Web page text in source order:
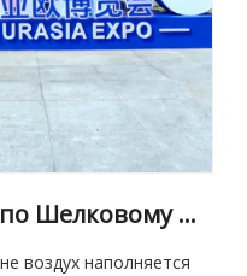
Новое путешествие по Шелковому пути | JP Group дебютирует на 9-й выставке China-Eurasia Expo
воздух наполняется